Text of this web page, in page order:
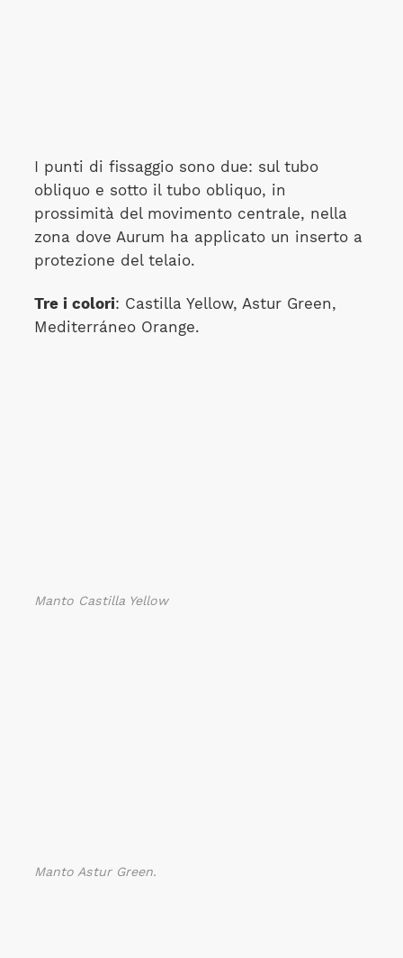
I punti di fissaggio sono due: sul tubo
obliquo e sotto il tubo obliquo, in
prossimità del movimento centrale, nella
zona dove Aurum ha applicato un inserto a
protezione del telaio.
Tre i colori: Castilla Yellow, Astur Green,
Mediterráneo Orange.
Manto Castilla Yellow
Manto Astur Green.